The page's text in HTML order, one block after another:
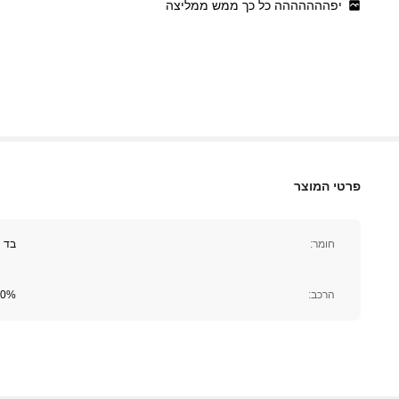
יפהההההההכלכך ממש ממליצה
פרטי המוצר
חומר: בד
הרכב: 100%